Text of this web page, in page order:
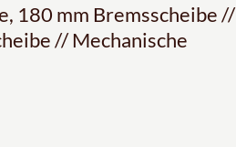
180 mm Bremsscheibe //
// Mechanische